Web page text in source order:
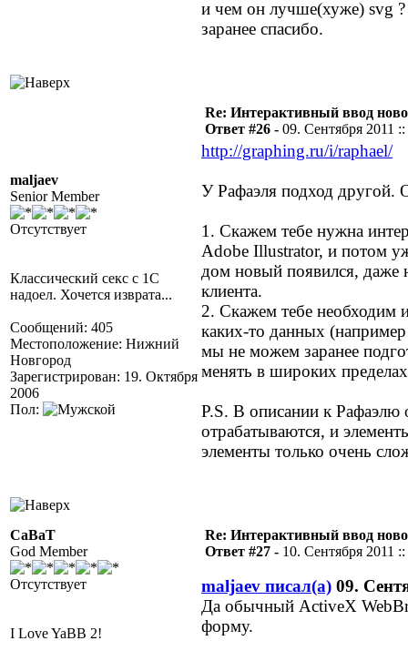
и чем он лучше(хуже) svg ?
заранее спасибо.
maljaev
Senior Member
Отсутствует
Классический секс с 1С
надоел. Хочется изврата...
Сообщений: 405
Местоположение: Нижний
Новгород
Зарегистрирован: 19. Октября
2006
Пол:
Re: Интерактивный ввод
Ответ #26 - 09. Сентября 2011
http://graphing.ru/i/raphael/
У Рафаэля подход другой.
1. Скажем тебе нужна
Adobe Illustrator, и потом
дом новый появился, даже
клиента.
2. Скажем тебе необходим
каких-то данных
мы не можем заранее
менять в широких
P.S. В описании к Рафаэлю
отрабатываются, и
элементы только очень
CaBaT
God Member
Отсутствует
I Love YaBB 2!
Re: Интерактивный ввод
Ответ #27 - 10. Сентября 2011
maljaev писал(а) 09.
Да обычный ActiveX
форму.